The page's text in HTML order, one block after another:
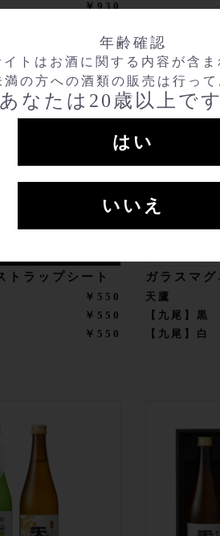
年齢確認
イトはお酒に関する内容が含ま
満の方への酒類の販売は行って
あなたは20歳以上で
はい
いいえ
￥930
トラップシート
￥550
￥550
￥550
ガラスマグ
天鷹
【九尾】黒
【九尾】白